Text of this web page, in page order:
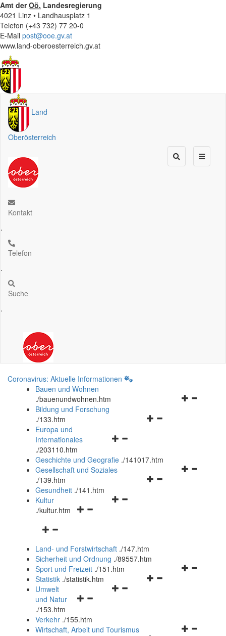
Amt derOö. Landesregierung
4021 Linz • Landhausplatz 1
Telefon (+43 732) 77 20-0
E-Mail post@ooe.gv.at
www.land-oberoesterreich.gv.at
Land
Oberösterreich
Kontakt
.
Telefon
.
Suche
.
Coronavirus: Aktuelle Informationen
Bauen und Wohnen
./bauenundwohnen.htm
Navigationsmenü
Bildung und Forschung
./133.htm
Navigationsmenü
und
schließen
Europa und
Internationales
./203110.htm
Geschichte und Geografie ./141017.htm
Navigationsmenü
Gesellschaft und Soziales
./139.htm
Navigationsmenü
Gesundheit ./141.htm
Navigationsmenü
Kultur
./kultur.htm
Navigationsmenü
und
schließen
Land- und Forstwirtschaft ./147.htm
Sicherheit und Ordnung ./89557.htm
Navigationsmenü
Sport und Freizeit ./151.htm
Navigationsmenü
Statistik ./statistik.htm
Navigationsmenü
und
schließen
Umwelt
und Natur
./153.htm
Verkehr ./155.htm
Wirtschaft, Arbeit und Tourismus